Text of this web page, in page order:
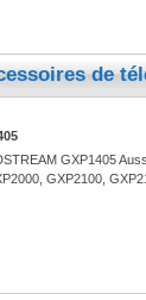
de
GXP1405
GXP2100,